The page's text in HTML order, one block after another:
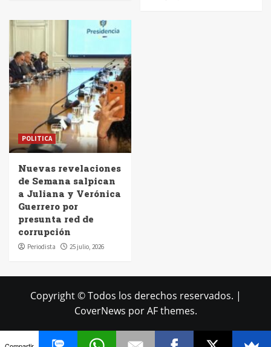
POLITICA
Nuevas revelaciones
de Semana salpican
a Juliana y Verónica
Guerrero por
presunta red de
corrupción
Periodista 25 julio, 2026
Copyright © Todos los derechos reservados. |
CoverNews por AF themes.